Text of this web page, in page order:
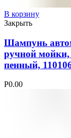
В корзину
Закрыть
Шампунь
ручной
пенный,
Р0.00